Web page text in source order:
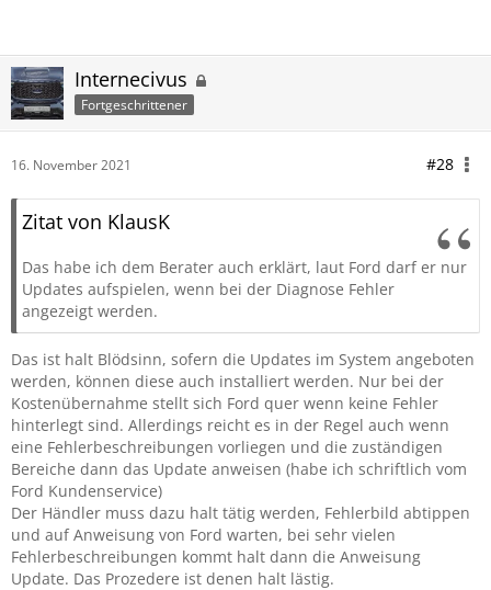
Internecivus
Fortgeschrittener
16. November 2021 #28
Zitat von KlausK
Das habe ich dem Berater auch erklärt, laut Ford darf er nur
Updates aufspielen, wenn bei der Diagnose Fehler
angezeigt werden.
Das ist halt Blödsinn, sofern die Updates im System angeboten
werden, können diese auch installiert werden. Nur bei der
Kostenübernahme stellt sich Ford quer wenn keine Fehler
hinterlegt sind. Allerdings reicht es in der Regel auch wenn
eine Fehlerbeschreibungen vorliegen und die zuständigen
Bereiche dann das Update anweisen (habe ich schriftlich vom
Ford Kundenservice)
Der Händler muss dazu halt tätig werden, Fehlerbild abtippen
und auf Anweisung von Ford warten, bei sehr vielen
Fehlerbeschreibungen kommt halt dann die Anweisung
Update. Das Prozedere ist denen halt lästig.